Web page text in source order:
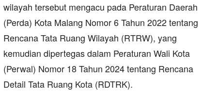
wilayah tersebut mengacu pada Peraturan Daerah
(Perda) Kota Malang Nomor 6 Tahun 2022 tentang
Rencana Tata Ruang Wilayah (RTRW), yang
kemudian dipertegas dalam Peraturan Wali Kota
(Perwal) Nomor 18 Tahun 2024 tentang Rencana
Detail Tata Ruang Kota (RDTRK).